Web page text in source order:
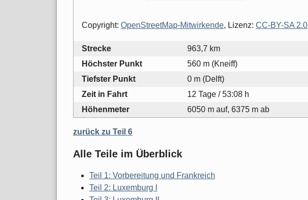
Copyright: OpenStreetMap-Mitwirkende, Lizenz: CC-BY-SA 2.0
Strecke
963,7 km
Höchster Punkt
560 m (Kneiff)
Tiefster Punkt
0 m (Delft)
Zeit in Fahrt
12 Tage / 53:08 h
Höhenmeter
6050 m auf, 6375 m ab
zurück zu Teil 6
Alle Teile im Überblick
Teil 1: Vorbereitung und Frankreich
Teil 2: Luxemburg I